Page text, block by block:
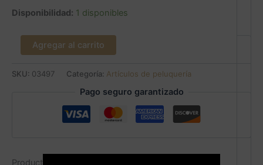
Disponibilidad: 1 disponibles
Agregar al carrito
SKU: 03497 Categoría: Artículos de peluquería
Pago seguro garantizado
Productos relacionados